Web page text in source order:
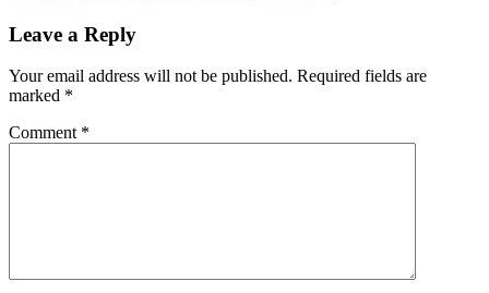
Leave a Reply
Your email address will not be published. Required fields are
marked *
Comment *